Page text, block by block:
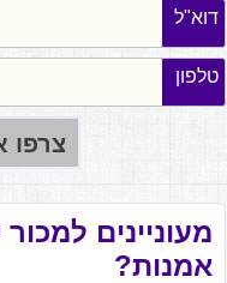
דוא"ל
טלפון
מעוניינים למכור
אמנות?